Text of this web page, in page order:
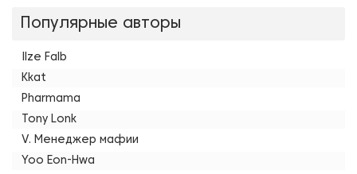
Популярные авторы
Ilze Falb
Kkat
Pharmama
Tony Lonk
V. Менеджер мафии
Yoo Eon-Hwa